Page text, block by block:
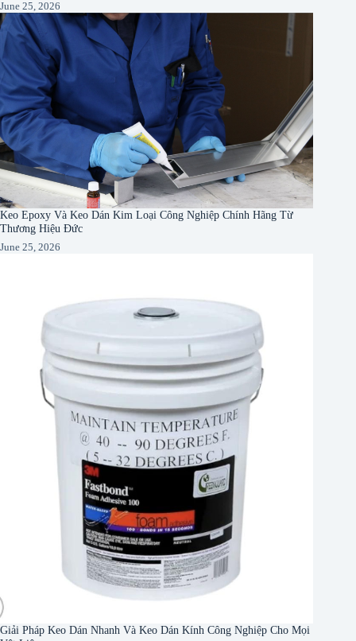
June 25, 2026
Keo Epoxy Và Keo Dán Kim Loại Công Nghiệp Chính Hãng Từ
Thương Hiệu Đức
June 25, 2026
Giải Pháp Keo Dán Nhanh Và Keo Dán Kính Công Nghiệp Cho Mọi